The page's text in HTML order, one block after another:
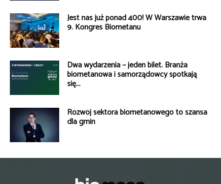
Jest nas już ponad 400! W Warszawie trwa
9. Kongres Biometanu
Dwa wydarzenia – jeden bilet. Branża
biometanowa i samorządowcy spotkają
się...
Rozwój sektora biometanowego to szansa
dla gmin